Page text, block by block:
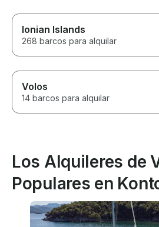
Ionian Islands
268 barcos para alquilar
Volos
14 barcos para alquilar
Los Alquileres de
Populares en